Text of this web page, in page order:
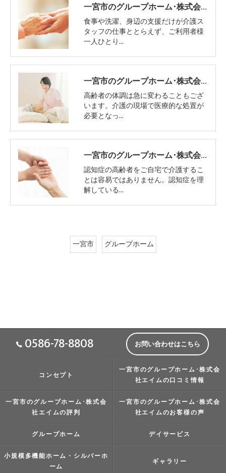
一宮市のグループホーム･株式会社エイムのお客様の声
食事や洗濯、身辺の支援だけが介護ス
タッフの仕事ととらえず、ご利用者様
一人ひとり…
一宮市のグループホーム･株式会社エイムの評判
高齢者の体調は急に変わることもござ
います。介護の現場で医療的な処置が
必要となっ…
一宮市のグループホーム･株式会社エイムの口コミ情報
認知症の高齢者をご自宅で介護するこ
とは容易ではありません。認知症を理
解している…
一宮市 グループホーム
0586-78-8808 お問い合わせはこちら
コンセプト
一宮市のグループホーム･株式会
社エイムの口コミ情報
一宮市のグループホーム･株式会
社エイムの評判
一宮市のグループホーム･株式会
社エイムのお客様の声
グループホーム デイサービス
小規模多機能ホーム・シルバーホ
ーム
ギャラリー